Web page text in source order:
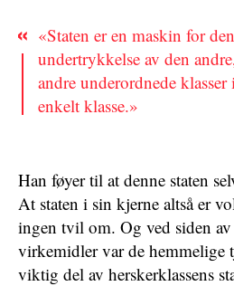
«Staten er en maskin for
undertrykkelse av den
andre underordnede
enkelt klasse.»
Han føyer til at denne staten
At staten i sin kjerne altså er
ingen tvil om. Og ved siden av
virkemidler var de hemmelige
viktig del av herskerklassens